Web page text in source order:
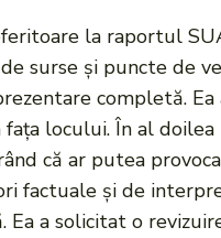
la raportul
surse și puncte de
completă.
locului. În al
că ar putea
factuale și de
Ea a solicitat o